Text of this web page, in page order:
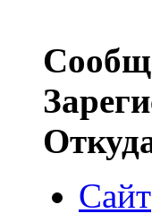
Сайт